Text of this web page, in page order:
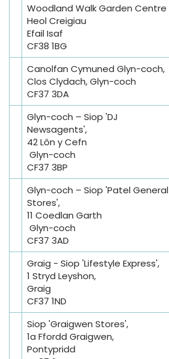
Woodland Walk Garden Centre
Heol Creigiau
Efail Isaf
CF38 1BG
Canolfan Cymuned Glyn-coch,
Clos Clydach, Glyn-coch
CF37 3DA
Glyn-coch – Siop 'DJ
Newsagents',
42 Lôn y Cefn
Glyn-coch
CF37 3BP
Glyn-coch – Siop 'Patel General
Stores',
11 Coedlan Garth
Glyn-coch
CF37 3AD
Graig - Siop 'Lifestyle Express',
1 Stryd Leyshon,
Graig
CF37 1ND
Siop 'Graigwen Stores',
1a Ffordd Graigwen,
Pontypridd